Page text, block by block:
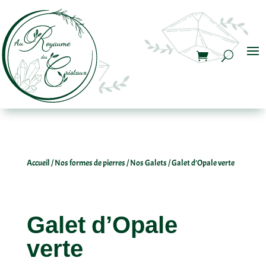
Accueil/Nos formes de pierres/Nos Galets/ Galet d’Opale verte
Galet d’Opale
verte